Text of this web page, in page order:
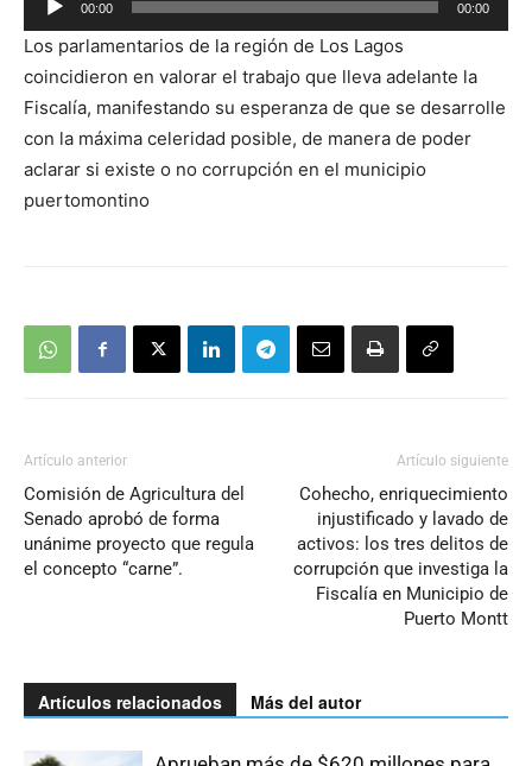
de
audio
00:00 00:00
Los parlamentarios de la región de Los Lagos
coincidieron en valorar el trabajo que lleva adelante la
Fiscalía, manifestando su esperanza de que se desarrolle
con la máxima celeridad posible, de manera de poder
aclarar si existe o no corrupción en el municipio
puertomontino
Artículo anterior
Comisión de Agricultura del
Senado aprobó de forma
unánime proyecto que regula
el concepto “carne”.
Artículo siguiente
Cohecho, enriquecimiento
injustificado y lavado de
activos: los tres delitos de
corrupción que investiga la
Fiscalía en Municipio de
Puerto Montt
Artículos relacionados Más del autor